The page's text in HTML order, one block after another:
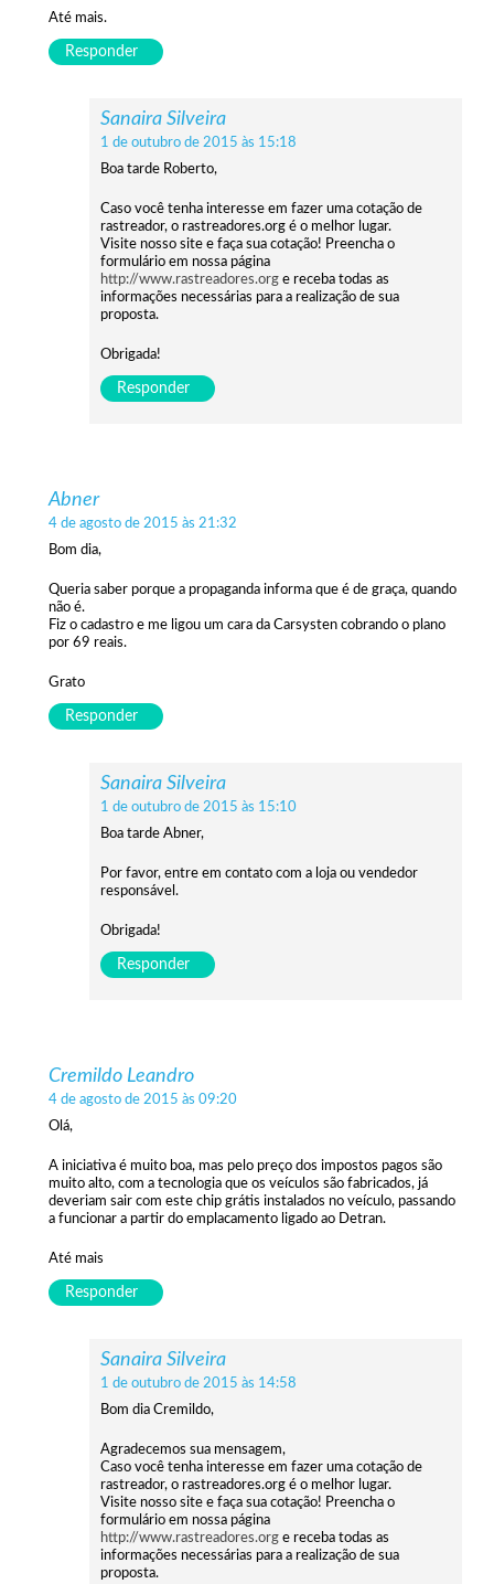
Até mais.
Responder
Sanaira Silveira
1 de outubro de 2015 às 15:18
Boa tarde Roberto,
Caso você tenha interesse em fazer uma cotação de
rastreador, o rastreadores.org é o melhor lugar.
Visite nosso site e faça sua cotação! Preencha o
formulário em nossa página
http://www.rastreadores.org e receba todas as
informações necessárias para a realização de sua
proposta.
Obrigada!
Responder
Abner
4 de agosto de 2015 às 21:32
Bom dia,
Queria saber porque a propaganda informa que é de graça, quando
não é.
Fiz o cadastro e me ligou um cara da Carsysten cobrando o plano
por 69 reais.
Grato
Responder
Sanaira Silveira
1 de outubro de 2015 às 15:10
Boa tarde Abner,
Por favor, entre em contato com a loja ou vendedor
responsável.
Obrigada!
Responder
Cremildo Leandro
4 de agosto de 2015 às 09:20
Olá,
A iniciativa é muito boa, mas pelo preço dos impostos pagos são
muito alto, com a tecnologia que os veículos são fabricados, já
deveriam sair com este chip grátis instalados no veículo, passando
a funcionar a partir do emplacamento ligado ao Detran.
Até mais
Responder
Sanaira Silveira
1 de outubro de 2015 às 14:58
Bom dia Cremildo,
Agradecemos sua mensagem,
Caso você tenha interesse em fazer uma cotação de
rastreador, o rastreadores.org é o melhor lugar.
Visite nosso site e faça sua cotação! Preencha o
formulário em nossa página
http://www.rastreadores.org e receba todas as
informações necessárias para a realização de sua
proposta.